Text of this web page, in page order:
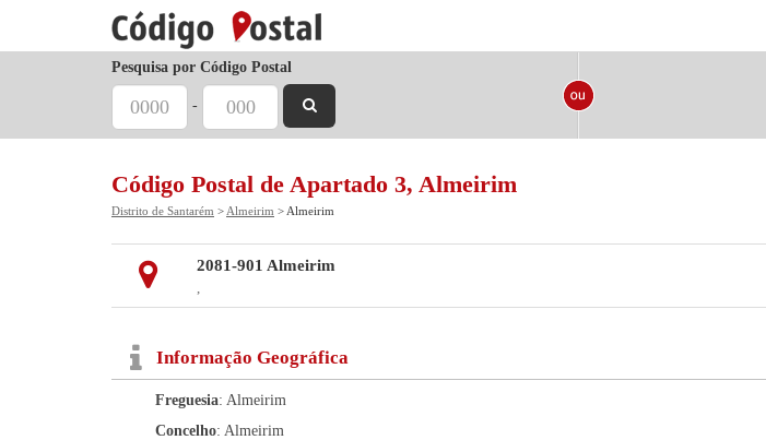
Pesquisa por Código Postal
-
Código Postal de Apartado 3, Almeirim
Distrito de Santarém > Almeirim > Almeirim
2081-901 Almeirim
,
Informação Geográfica
Freguesia: Almeirim
Concelho: Almeirim